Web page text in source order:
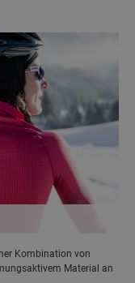
Kombination von
Material an